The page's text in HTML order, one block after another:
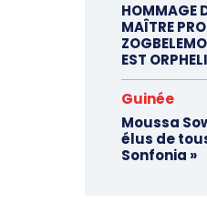
HOMMAGE
MAÎTRE
EST
Guinée
Moussa
élus de
Sonfonia »